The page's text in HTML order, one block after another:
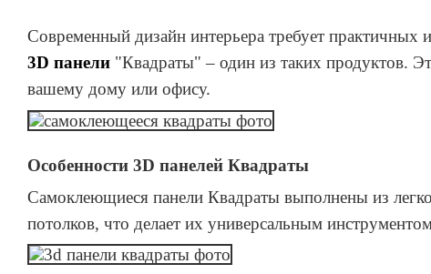
Современный дизайн интерьера требует практичных
3D панели "Квадраты" – один из таких продуктов.
вашему дому или офису.
Особенности 3D панелей Квадраты
Самоклеющиеся панели Квадраты выполнены из
потолков, что делает их универсальным